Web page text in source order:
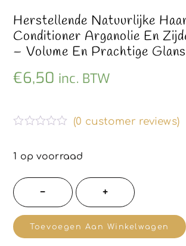
Herstellende Natuurlijke
Conditioner Arganolie En
– Volume En Prachtige
€6,50 inc. BTW
w
r
d
e
r
d
0
(0 customer reviews)
1 op voorraad
−
Herstellende
natuurlijke
haar
+
Toevoegen Aan Winkelwagen